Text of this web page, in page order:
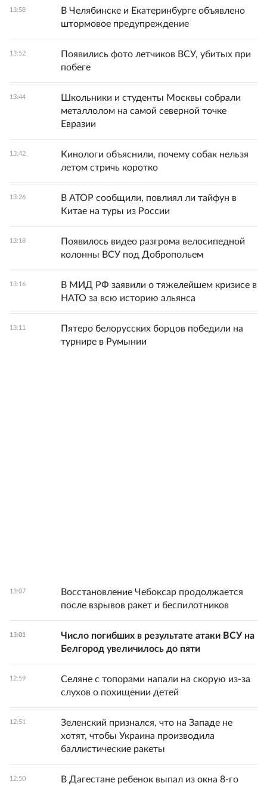
13:58
В Челябинске и Екатеринбурге объявлено
штормовое предупреждение
13:52
Появились фото летчиков ВСУ, убитых при
побеге
13:44
Школьники и студенты Москвы собрали
металлолом на самой северной точке
Евразии
13:42
Кинологи объяснили, почему собак нельзя
летом стричь коротко
13:26
В АТОР сообщили, повлиял ли тайфун в
Китае на туры из России
13:18
Появилось видео разгрома велосипедной
колонны ВСУ под Добропольем
13:16
В МИД РФ заявили о тяжелейшем кризисе в
НАТО за всю историю альянса
13:11
Пятеро белорусских борцов победили на
турнире в Румынии
13:07
Восстановление Чебоксар продолжается
после взрывов ракет и беспилотников
13:01
Число погибших в результате атаки ВСУ на
Белгород увеличилось до пяти
12:59
Селяне с топорами напали на скорую из-за
слухов о похищении детей
12:51
Зеленский признался, что на Западе не
хотят, чтобы Украина производила
баллистические ракеты
12:50
В Дагестане ребенок выпал из окна 8-го